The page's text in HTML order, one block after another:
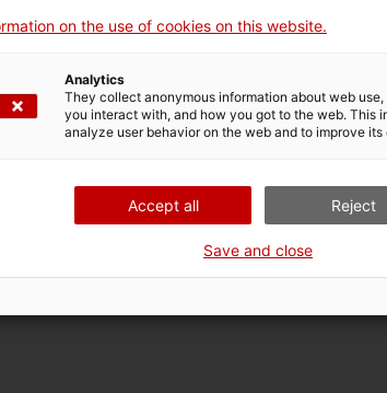
Matériau
Domaine thématique
Ciència i tècnica
on the use of cookies on this website.
Analytics
They collect anonymous information about web
you interact with, and how you got to the web. This
analyze user behavior on the web and to improve its
Accept all Reject
Save and close